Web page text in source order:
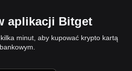
aplikacji Bitget
minut, aby kupować krypto kartą